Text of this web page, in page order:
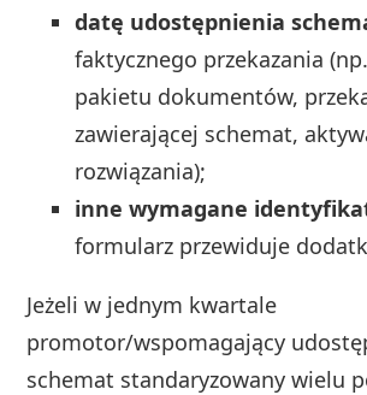
datę udostępnienia
faktycznego przekazania
pakietu dokumentów,
zawierającej schemat,
rozwiązania);
inne wymagane
formularz przewiduje
Jeżeli w jednym kwartale
promotor/wspomagający
schemat standaryzowany wielu